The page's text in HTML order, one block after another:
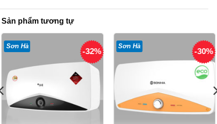
Sản phẩm tương tự
-32%
Sơn Hà
-30%
Sơn Hà